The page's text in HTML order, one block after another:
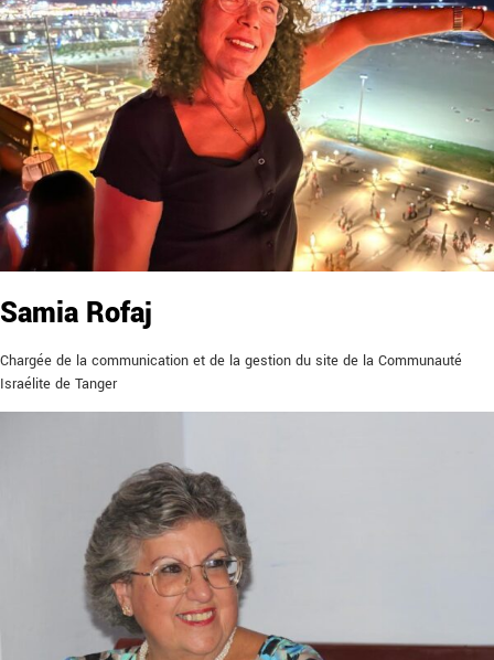
Samia Rofaj
Chargée de la communication et de la gestion du site de la Communauté
Israélite de Tanger